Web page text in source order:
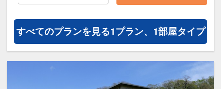
通・体験プランなどの追加（同時予
約）が可能なプランもございます。
すべてのプランを見る1プラン、1部屋タイプ